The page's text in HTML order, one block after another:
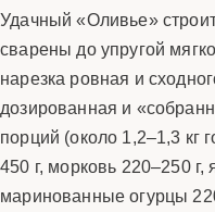
Удачный «Оливье»
сварены до упругой
нарезка ровная и
дозированная и
порций (около 1,2–1,3 кг
450 г, морковь 220–250
маринованные огурцы